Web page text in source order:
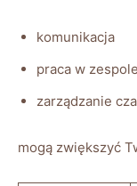
komunikacja
praca w zespole
zarządzanie
mogą zwiększyć